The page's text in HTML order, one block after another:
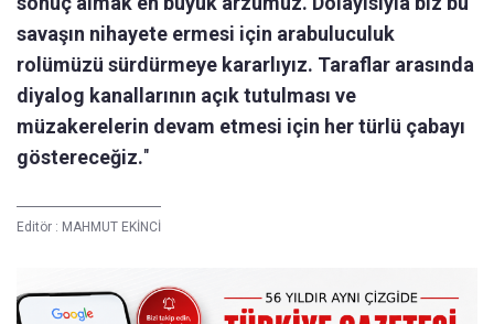
savaşın nihayete ermesi için arabuluculuk
rolümüzü sürdürmeye kararlıyız. Taraflar arasında
diyalog kanallarının açık tutulması ve
müzakerelerin devam etmesi için her türlü çabayı
göstereceğiz."
Editör : MAHMUT EKİNCİ